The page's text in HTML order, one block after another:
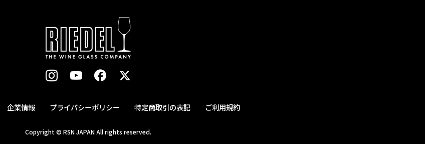
企業情報 プライバシーポリシー 特定商取引の表記 ご利用規約
Copyright © RSN JAPAN All rights reserved.